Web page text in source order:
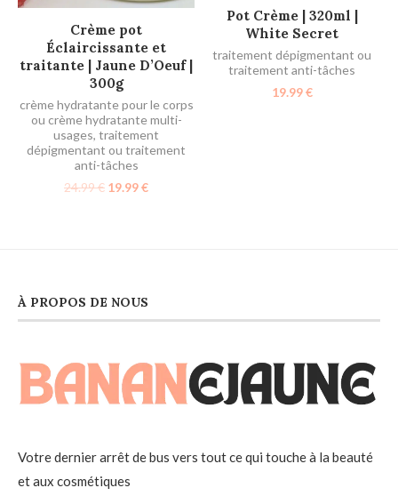
AJOUTER AU PANIER
Crème pot
Éclaircissante et
traitante | Jaune D’Oeuf |
300g
crème hydratante pour le corps
ou crème hydratante multi-
usages, traitement
dépigmentant ou traitement
anti-tâches
24.99€ 19.99€
AJOUTER AU PANIER
Pot Crème | 320ml |
White Secret
traitement dépigmentant ou
traitement anti-tâches
19.99€
À PROPOS DE NOUS
Votre dernier arrêt de bus vers tout ce qui touche à la beauté
et aux cosmétiques